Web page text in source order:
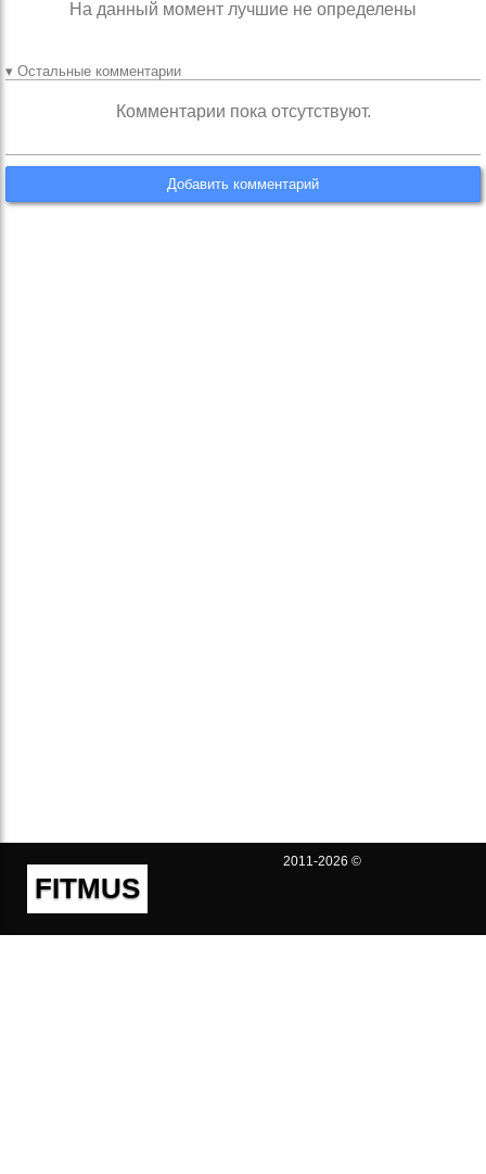
На данный момент лучшие не определены
▾ Остальные комментарии
Комментарии пока отсутствуют.
Добавить комментарий
FITMUS
2011-2026 ©